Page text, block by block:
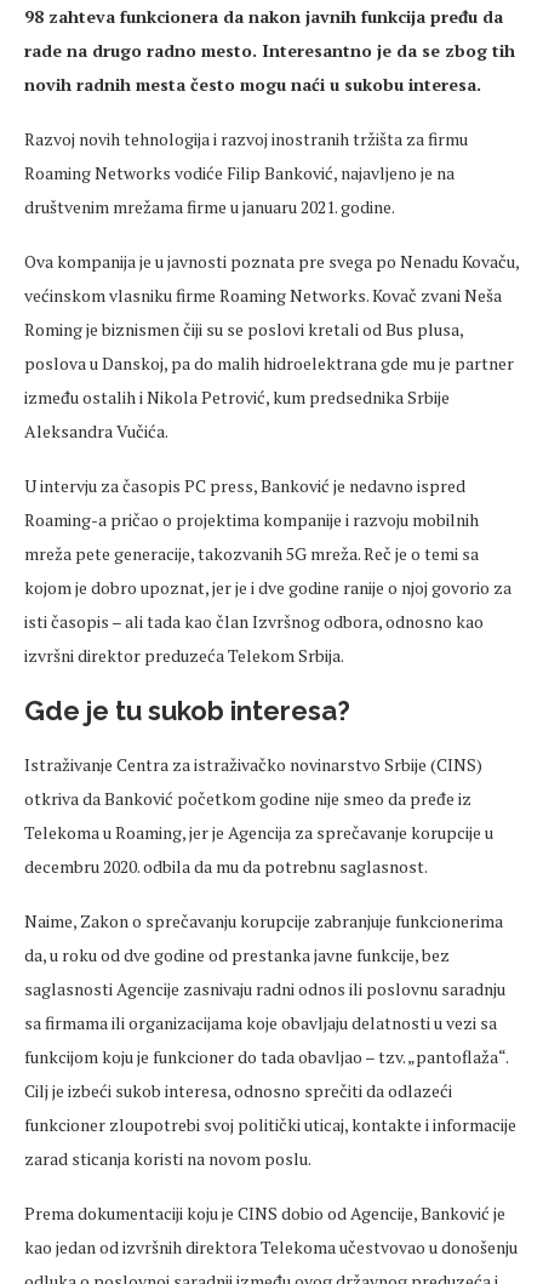
98 zahteva funkcionera da nakon javnih funkcija pređu da
rade na drugo radno mesto. Interesantno je da se zbog tih
novih radnih mesta često mogu naći u sukobu interesa.
Razvoj novih tehnologija i razvoj inostranih tržišta za firmu
Roaming Networks vodiće Filip Banković, najavljeno je na
društvenim mrežama firme u januaru 2021. godine.
Ova kompanija je u javnosti poznata pre svega po Nenadu Kovaču,
većinskom vlasniku firme Roaming Networks. Kovač zvani Neša
Roming je biznismen čiji su se poslovi kretali od Bus plusa,
poslova u Danskoj, pa do malih hidroelektrana gde mu je partner
između ostalih i Nikola Petrović, kum predsednika Srbije
Aleksandra Vučića.
U intervju za časopis PC press, Banković je nedavno ispred
Roaming-a pričao o projektima kompanije i razvoju mobilnih
mreža pete generacije, takozvanih 5G mreža. Reč je o temi sa
kojom je dobro upoznat, jer je i dve godine ranije o njoj govorio za
isti časopis – ali tada kao član Izvršnog odbora, odnosno kao
izvršni direktor preduzeća Telekom Srbija.
Gde je tu sukob interesa?
Istraživanje Centra za istraživačko novinarstvo Srbije (CINS)
otkriva da Banković početkom godine nije smeo da pređe iz
Telekoma u Roaming, jer je Agencija za sprečavanje korupcije u
decembru 2020. odbila da mu da potrebnu saglasnost.
Naime, Zakon o sprečavanju korupcije zabranjuje funkcionerima
da, u roku od dve godine od prestanka javne funkcije, bez
saglasnosti Agencije zasnivaju radni odnos ili poslovnu saradnju
sa firmama ili organizacijama koje obavljaju delatnosti u vezi sa
funkcijom koju je funkcioner do tada obavljao – tzv. „pantoflaža“.
Cilj je izbeći sukob interesa, odnosno sprečiti da odlazeći
funkcioner zloupotrebi svoj politički uticaj, kontakte i informacije
zarad sticanja koristi na novom poslu.
Prema dokumentaciji koju je CINS dobio od Agencije, Banković je
kao jedan od izvršnih direktora Telekoma učestvovao u donošenju